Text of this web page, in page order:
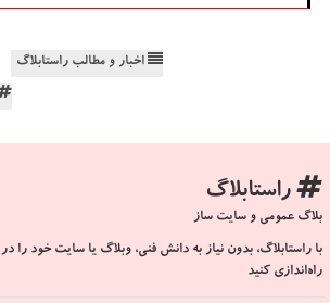
اخبار و مطالب راستابلاگ
راستابلاگ
بلاگ عمومی و سایت ساز
با راستابلاگ، بدون نیاز به دانش فنی، وبلاگ یا سایت خود را
راه‌اندازی کنید